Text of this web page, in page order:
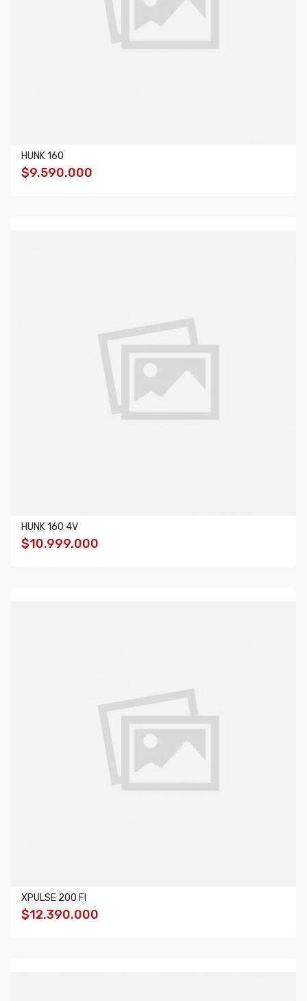
HUNK 160
$9.590.000
HUNK 160 4V
$10.999.000
XPULSE 200 FI
$12.390.000